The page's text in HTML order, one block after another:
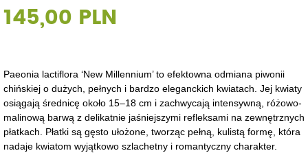
145,00 PLN
Paeonia lactiflora ‘New Millennium’ to efektowna odmiana piwonii
chińskiej o dużych, pełnych i bardzo eleganckich kwiatach. Jej kwiaty
osiągają średnicę około 15–18 cm i zachwycają intensywną, różowo-
malinową barwą z delikatnie jaśniejszymi refleksami na zewnętrznych
płatkach. Płatki są gęsto ułożone, tworząc pełną, kulistą formę, która
nadaje kwiatom wyjątkowo szlachetny i romantyczny charakter.